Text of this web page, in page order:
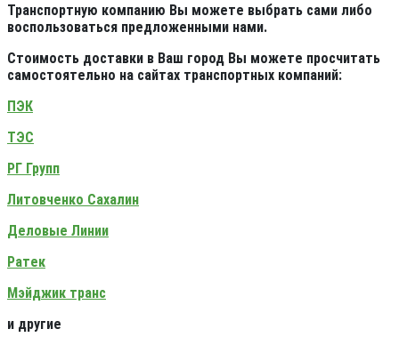
Транспортную компанию Вы можете выбрать сами либо
воспользоваться предложенными нами.
Стоимость доставки в Ваш город Вы можете просчитать
самостоятельно на сайтах транспортных компаний:
ПЭК
ТЭС
РГ Групп
Литовченко Сахалин
Деловые Линии
Ратек
Мэйджик транс
и другие